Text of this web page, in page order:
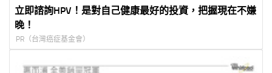
立即諮詢HPV！是對自己健康最好的投資，把握現在不嫌
晚！
PR（台灣癌症基金會）